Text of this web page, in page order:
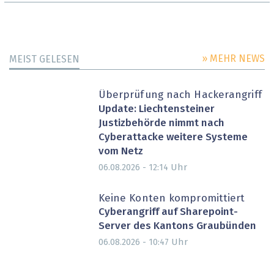
MEIST GELESEN » MEHR NEWS
Überprüfung nach Hackerangriff
Update: Liechtensteiner
Justizbehörde nimmt nach
Cyberattacke weitere Systeme
vom Netz
06.08.2026 - 12:14 Uhr
Keine Konten kompromittiert
Cyberangriff auf Sharepoint-
Server des Kantons Graubünden
06.08.2026 - 10:47 Uhr